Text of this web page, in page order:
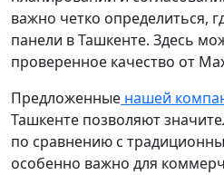
важно четко определиться,
панели в Ташкенте. Здесь
проверенное качество от
Предложенные нашей
Ташкенте позволяют
по сравнению с
особенно важно для